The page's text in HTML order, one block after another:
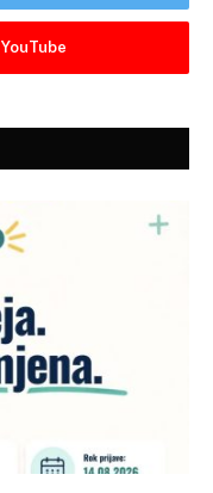
YouTube